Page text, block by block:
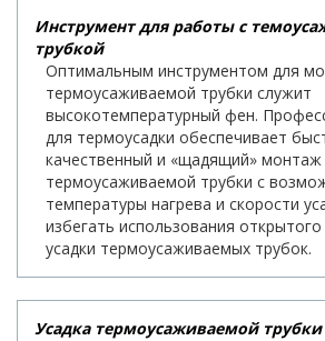
Инструмент для работы с
трубкой
Оптимальным инструментом для
термоусаживаемой трубки служит
высокотемпературный фен.
для термоусадки обеспечивает
качественный и «щадящий» монтаж
термоусаживаемой трубки с
температуры нагрева и скорости
избегать использования
усадки термоусаживаемых трубок.
Усадка термоусаживаемой